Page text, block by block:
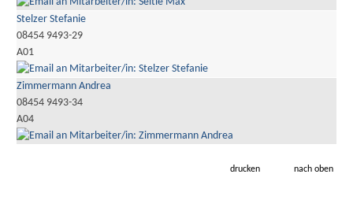
Stelzer Stefanie
08454 9493-29
A01
Zimmermann Andrea
08454 9493-34
A04
drucken nach oben